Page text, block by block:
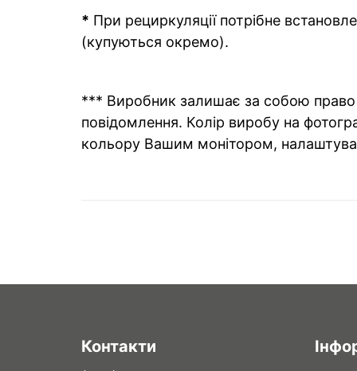
* При рециркуляції потрібне
(купуються окремо).
*** Виробник залишає за собою право
повідомлення. Колір виробу на
кольору Вашим монітором,
Контакти